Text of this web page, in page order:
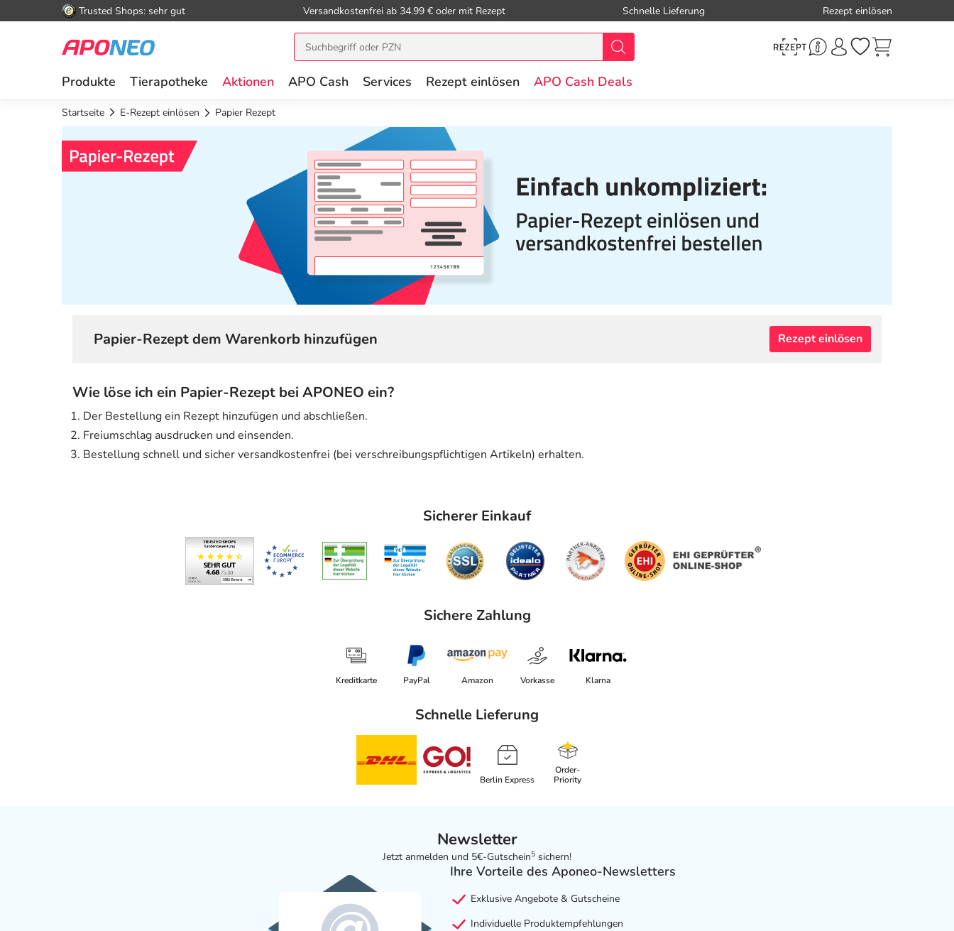
Trusted Shops: sehr gut Versandkostenfrei ab 34.99 € oder mit Rezept Schnelle Lieferung Rezept einlösen
Produkte Tierapotheke Aktionen APO Cash Services Rezept einlösen APO Cash Deals
Startseite E-Rezept einlösen Papier Rezept
Papier-Rezept dem Warenkorb hinzufügen Rezept einlösen
Wie löse ich ein Papier-Rezept bei APONEO ein?
Der Bestellung ein Rezept hinzufügen und abschließen.
Freiumschlag ausdrucken und einsenden.
Bestellung schnell und sicher versandkostenfrei (bei verschreibungspflichtigen Artikeln) erhalten.
Sicherer Einkauf
Sichere Zahlung
Kreditkarte PayPal Amazon Vorkasse Klarna
Schnelle Lieferung
Berlin Express
Order-
Priority
Newsletter
Jetzt anmelden und 5€-Gutschein5 sichern!
Ihre Vorteile des Aponeo-Newsletters
Exklusive Angebote & Gutscheine
Individuelle Produktempfehlungen